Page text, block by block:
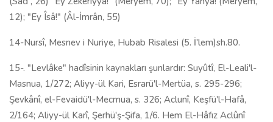
12); "Ey Îsâ!" (Âl-İmrân, 55)
14-Nursî, Mesnev i Nuriye, Hubab Risalesi (5. İ'lem)sh.80.
15-. "Levlâke" hadîsinin kaynakları şunlardır: Suyûtî, El-Leali'l-
Masnua, 1/272; Aliyy-ül Kari, Esrarü'l-Mertüa, s. 295-296;
Şevkânî, el-Fevaidü'l-Mecmua, s. 326; Aclunî, Keşfü'l-Hafâ,
2/164; Aliyy-ül Karî, Şerhü'ş-Şifa, 1/6. Hem El-Hâfız Aclûnî